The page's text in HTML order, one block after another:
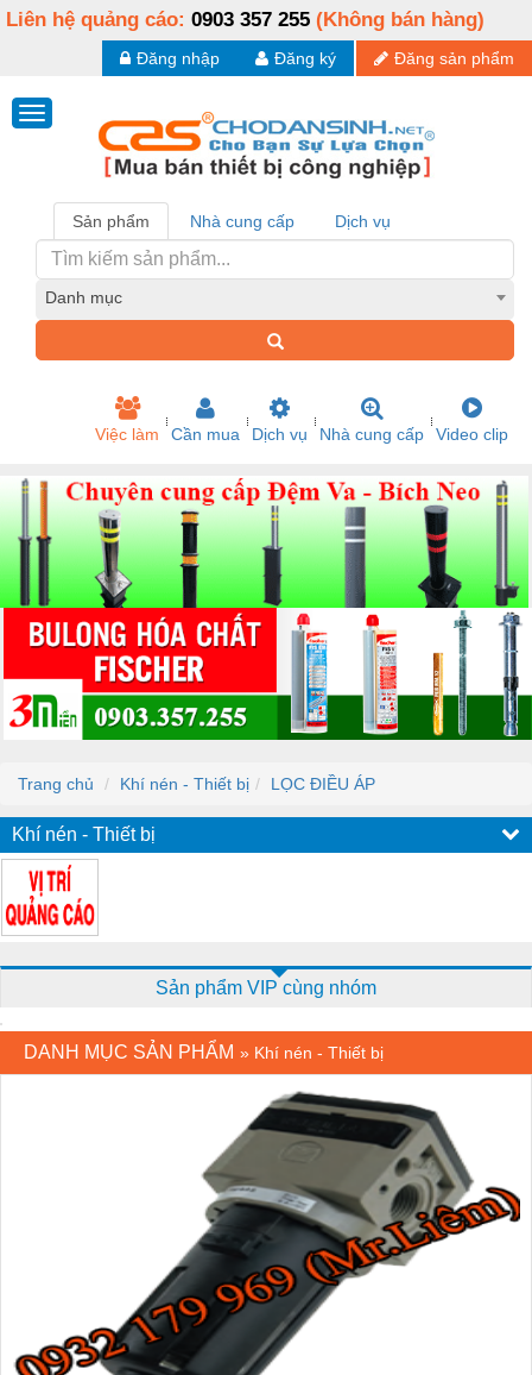
Liên hệ quảng cáo: 0903 357 255 (Không bán hàng)
Đăng sản phẩm
Đăng ký
Đăng nhập
Sản phẩm Nhà cung cấp Dịch vụ
Danh mục
Việc làm Cần mua Dịch vụ Nhà cung cấp Video clip
Trang chủ Khí nén - Thiết bị LỌC ĐIỀU ÁP
Khí nén - Thiết bị
Sản phẩm VIP cùng nhóm
DANH MỤC SẢN PHẨM » Khí nén - Thiết bị